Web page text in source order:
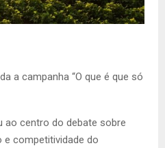
a campanha “O que é que só
ao centro do debate sobre
e competitividade do